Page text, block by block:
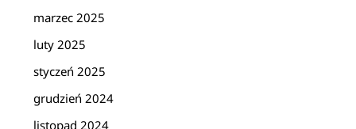
marzec 2025
luty 2025
styczeń 2025
grudzień 2024
listopad 2024